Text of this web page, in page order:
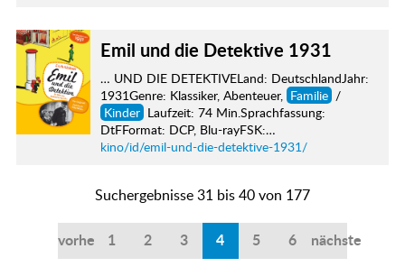
Emil und die Detektive 1931
… UND DIE DETEKTIVELand: DeutschlandJahr:
1931Genre: Klassiker, Abenteuer, Familie /
Kinder Laufzeit: 74 Min.Sprachfassung:
DtFFormat: DCP, Blu-rayFSK:…
kino/id/emil-und-die-detektive-1931/
Suchergebnisse 31 bis 40 von 177
vorherige
1 2 3 4 5 6 nächste